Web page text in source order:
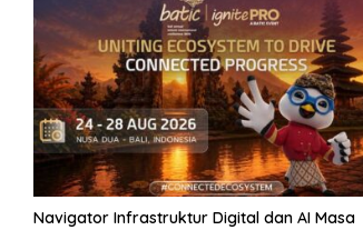
Navigator Infrastruktur Digital dan AI Masa